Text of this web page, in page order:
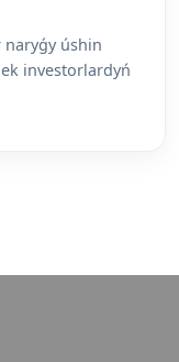
naryǵy úshin
investorlardyń